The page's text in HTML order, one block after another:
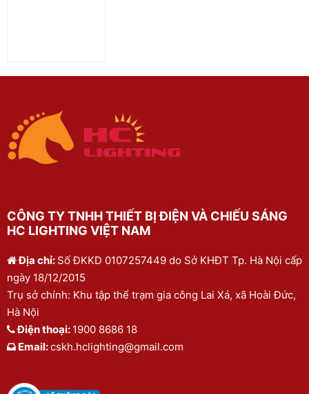
CÔNG TY TNHH THIẾT BỊ ĐIỆN VÀ CHIẾU SÁNG
HC LIGHTING VIỆT NAM
Địa chỉ: Số ĐKKD 0107257449 do Sở KHĐT Tp. Hà Nội cấp
ngày 18/12/2015
Trụ sở chính: Khu tập thể trạm gia công Lai Xá, xã Hoài Đức,
Hà Nội
Điện thoại: 1900 8686 18
Email:cskh.hclighting@gmail.com